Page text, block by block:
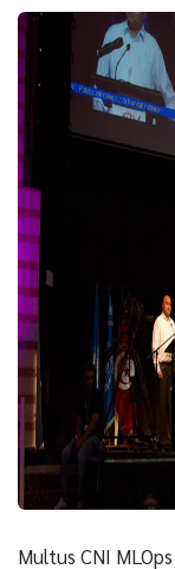
Multus CNI